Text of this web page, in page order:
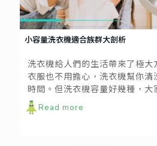
小容量洗衣機適合族群大剖析
洗衣機給人們的生活帶來了極大
衣服也不用擔心，洗衣機幫你清
時間。但洗衣機容量好幾種，大
的洗衣機該如何挑選嗎?對於不
上也不一樣，跟著小編一起了解
Read more